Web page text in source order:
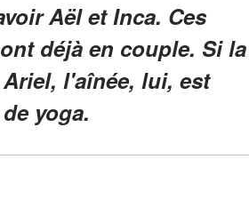
Aël et Inca. Ces
déjà en couple. Si la
l'aînée, lui, est
yoga.